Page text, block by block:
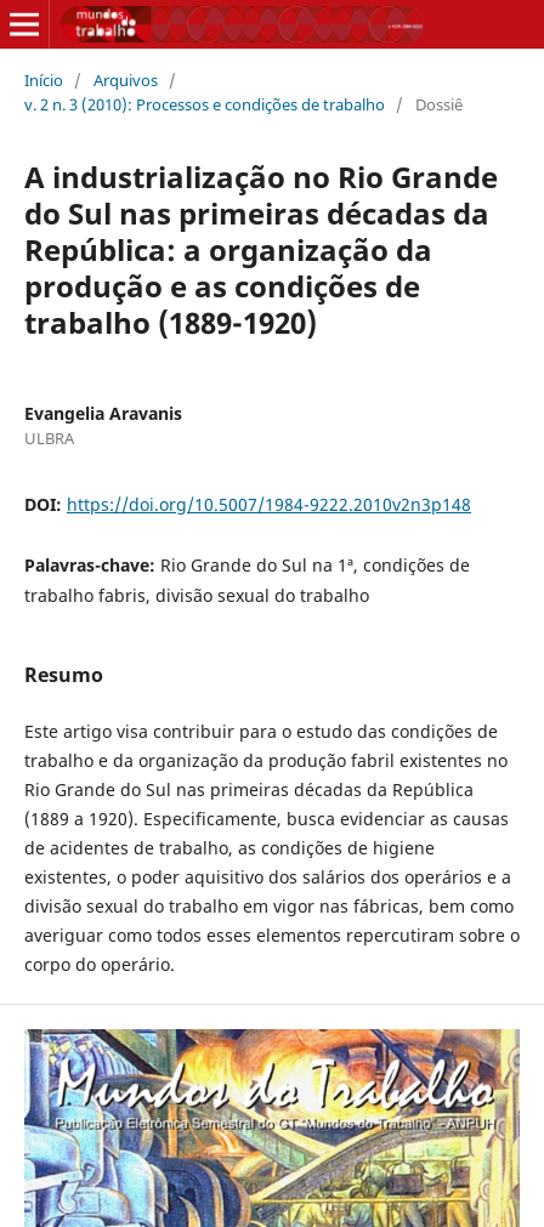
Início / Arquivos /
v. 2 n. 3 (2010): Processos e condições de trabalho / Dossiê
A industrialização no Rio Grande
do Sul nas primeiras décadas da
República: a organização da
produção e as condições de
trabalho (1889-1920)
Evangelia Aravanis
ULBRA
DOI: https://doi.org/10.5007/1984-9222.2010v2n3p148
Palavras-chave: Rio Grande do Sul na 1ª, condições de
trabalho fabris, divisão sexual do trabalho
Resumo
Este artigo visa contribuir para o estudo das condições de
trabalho e da organização da produção fabril existentes no
Rio Grande do Sul nas primeiras décadas da República
(1889 a 1920). Especificamente, busca evidenciar as causas
de acidentes de trabalho, as condições de higiene
existentes, o poder aquisitivo dos salários dos operários e a
divisão sexual do trabalho em vigor nas fábricas, bem como
averiguar como todos esses elementos repercutiram sobre o
corpo do operário.